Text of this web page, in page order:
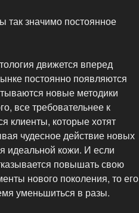
так значимо постоянное
движется вперед
постоянно появляются
новые методики
все требовательнее к
клиенты, которые хотят
чудесное действие новых
идеальной кожи. И если
повышать свою
нового поколения, то его
уменьшиться в разы.